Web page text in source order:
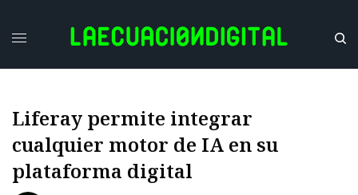
Liferay permite integrar
cualquier motor de IA en su
plataforma digital